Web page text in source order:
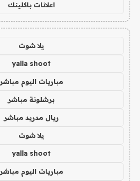
اعلانات باكلينك
يلا شوت
yalla shoot
مباريات اليوم مباشر
برشلونة مباشر
ريال مدريد مباشر
يلا شوت
yalla shoot
مباريات اليوم مباشر